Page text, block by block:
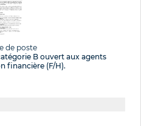
de poste
B ouvert aux agents
financière (F/H).